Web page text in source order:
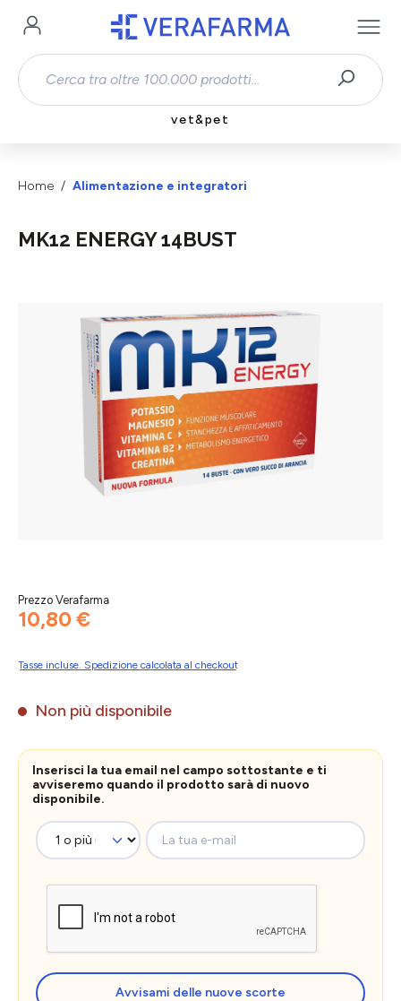
Passa al contenuto principale
vet&pet
Home Alimentazione e integratori
MK12 ENERGY 14BUST
Prezzo Verafarma
10,80 €
Tasse incluse. Spedizione calcolata al checkout
Non più disponibile
Inserisci la tua email nel campo sottostante e ti
avviseremo quando il prodotto sarà di nuovo
disponibile.
La tua e-mail
Avvisami delle nuove scorte